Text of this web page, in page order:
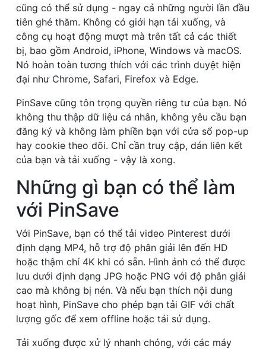
cũng có thể sử dụng - ngay cả những người lần đầu
tiên ghé thăm. Không có giới hạn tải xuống, và
công cụ hoạt động mượt mà trên tất cả các thiết
bị, bao gồm Android, iPhone, Windows và macOS.
Nó hoàn toàn tương thích với các trình duyệt hiện
đại như Chrome, Safari, Firefox và Edge.
PinSave cũng tôn trọng quyền riêng tư của bạn. Nó
không thu thập dữ liệu cá nhân, không yêu cầu bạn
đăng ký và không làm phiền bạn với cửa sổ pop-up
hay cookie theo dõi. Chỉ cần truy cập, dán liên kết
của bạn và tải xuống - vậy là xong.
Những gì bạn có thể làm
với PinSave
Với PinSave, bạn có thể tải video Pinterest dưới
định dạng MP4, hỗ trợ độ phân giải lên đến HD
hoặc thậm chí 4K khi có sẵn. Hình ảnh có thể được
lưu dưới định dạng JPG hoặc PNG với độ phân giải
cao mà không bị nén. Và nếu bạn thích nội dung
hoạt hình, PinSave cho phép bạn tải GIF với chất
lượng gốc để xem offline hoặc tái sử dụng.
Tải xuống được xử lý nhanh chóng, với các máy